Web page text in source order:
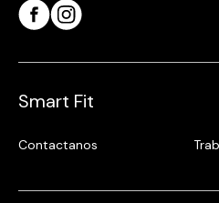
Smart Fit
Contactanos